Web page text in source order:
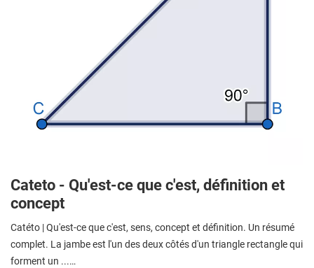
Cateto - Qu'est-ce que c'est, définition et
concept
Catéto | Qu'est-ce que c'est, sens, concept et définition. Un résumé
complet. La jambe est l'un des deux côtés d'un triangle rectangle qui
forment un ...…